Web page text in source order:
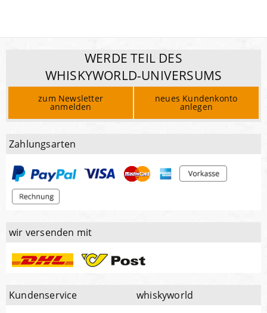
WERDE TEIL DES
WHISKYWORLD-UNIVERSUMS
zum Newsletter
anmelden
neues Kundenkonto
anlegen
Zahlungsarten
wir versenden mit
Kundenservice whiskyworld